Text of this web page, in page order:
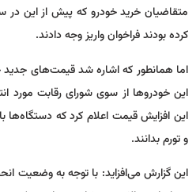
متقاضیان خرید خودرو که پیش از این در
کرده بودند فراخوان واریز وجه دادند.
اما همانطور که اشاره شد قیمت‌های جدید
این خودروها از سوی شورای رقابت مورد
این افزایش قیمت اعلام کرد که دستگاه‌ها
و تورم بدانند.
این گزارش می‌افزاید: با توجه به وضعیت